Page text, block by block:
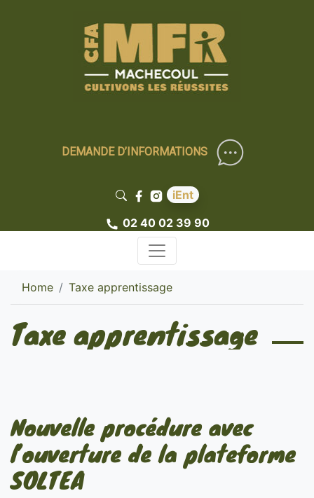
DEMANDE D’INFORMATIONS
iEnt
02 40 02 39 90
Home Taxe apprentissage
Taxe apprentissage
Nouvelle procédure avec
l’ouverture de la plateforme
SOLTEA